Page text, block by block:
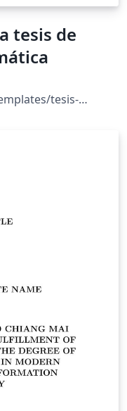
tesis de
tesis-